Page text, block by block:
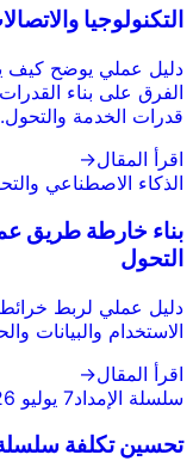
التكنولوجيا
دليل عملي يوضح كيف
الفرق على بناء
قدرات الخدمة والتحول.
اقرأ المقال→
الذكاء الاصطناعي
بناء خارطة طريق
التحول
دليل عملي لربط
الاستخدام والبيانات
اقرأ المقال→
سلسلة الإمداد7 يوليو 2026
تحسين تكلفة سلسلة